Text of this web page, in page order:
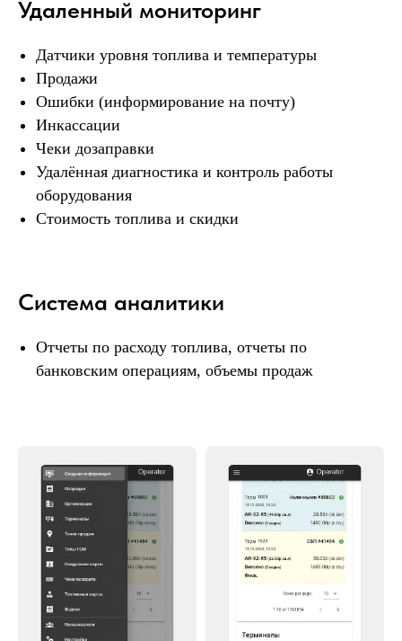
Удаленный мониторинг
Датчики уровня топлива и температуры
Продажи
Ошибки (информирование на почту)
Инкассации
Чеки дозаправки
Удалённая диагностика и контроль работы
оборудования
Стоимость топлива и скидки
Система аналитики
Отчеты по расходу топлива, отчеты по
банковским операциям, объемы продаж
по ценообразованию
ПОМОЖЕМ ИЗБЕЖАТЬ ОШИБОК
ЕСТЬ ЛИЗИНГ
ПОДСКАЖЕМ ИДЕАЛЬНУЮ ЛОКАЦИЮ
Звоните, уже на связи
Получите подробное КП от
нашего эксперта по
ценообразованию
mail@benzot.ru
Почту разбираю сразу
Написать в Max